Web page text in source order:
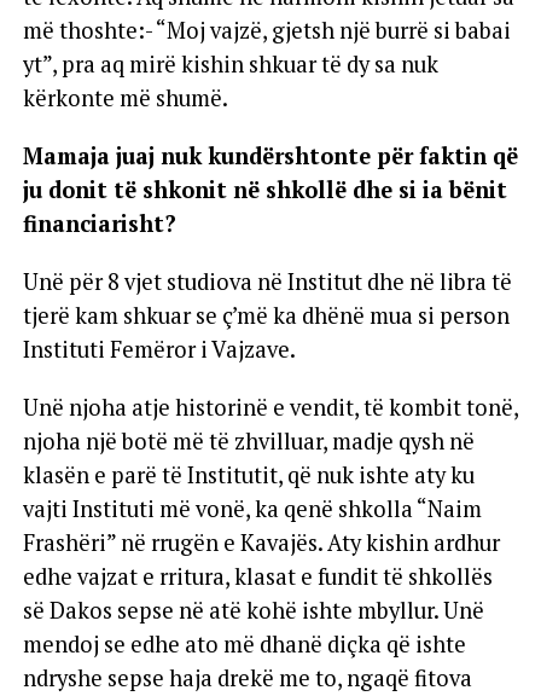
më thoshte:- “Moj vajzë, gjetsh një burrë si babai
yt”, pra aq mirë kishin shkuar të dy sa nuk
kërkonte më shumë.
Mamaja juaj nuk kundërshtonte për faktin që
ju donit të shkonit në shkollë dhe si ia bënit
financiarisht?
Unë për 8 vjet studiova në Institut dhe në libra të
tjerë kam shkuar se ç’më ka dhënë mua si person
Instituti Femëror i Vajzave.
Unë njoha atje historinë e vendit, të kombit tonë,
njoha një botë më të zhvilluar, madje qysh në
klasën e parë të Institutit, që nuk ishte aty ku
vajti Instituti më vonë, ka qenë shkolla “Naim
Frashëri” në rrugën e Kavajës. Aty kishin ardhur
edhe vajzat e rritura, klasat e fundit të shkollës
së Dakos sepse në atë kohë ishte mbyllur. Unë
mendoj se edhe ato më dhanë diçka që ishte
ndryshe sepse haja drekë me to, ngaqë fitova